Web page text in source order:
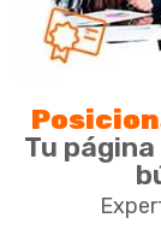
Tu